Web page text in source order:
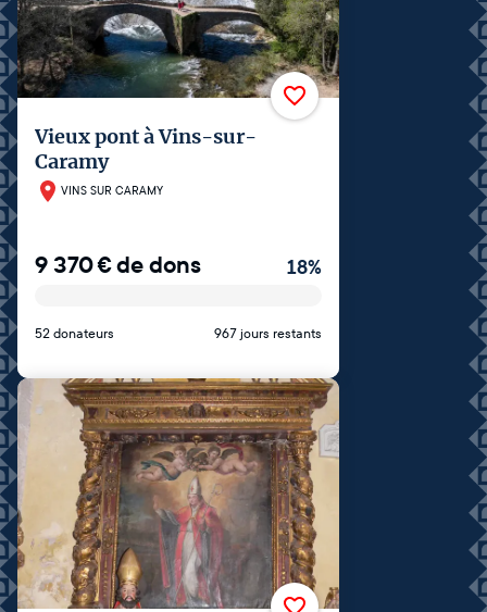
Vieux pont à Vins-sur-
Caramy
VINS SUR CARAMY
9 370€de dons 18%
52 donateurs 967 jours restants